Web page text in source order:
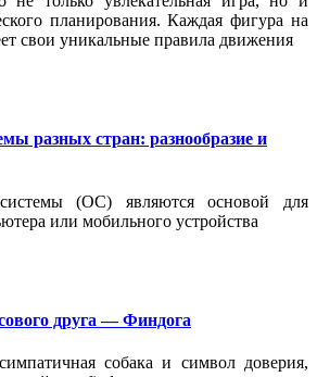
планирования. Каждая фигура на
свои уникальные правила движения
разных стран: разнообразие и
(ОС) являются основой для
или мобильного устройства
друга — Финдога
собака и символ доверия,